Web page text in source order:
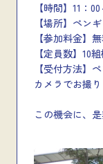
【時間】11：
【場所】ペン
【参加料金】
【定員数】10
【受付方法】
カメラでお撮り
この機会に、